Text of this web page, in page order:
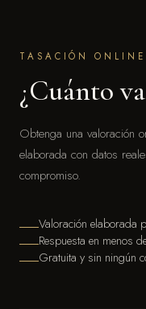
TASACIÓN ONLINE
¿Cuánto
Obtenga una valoración
elaborada con datos
compromiso.
Valoración elaborada
Respuesta en menos
Gratuita y sin ningún